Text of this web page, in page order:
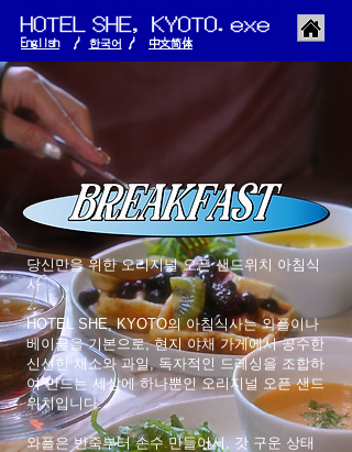
English
/ 한국어 / ​中文简体
당신만을 위한 오리지널 오픈 샌드위치 아침식
사
HOTEL SHE, KYOTO의 아침식사는 와플이나
베이글을 기본으로, 현지 야채 가게에서 공수한
신선한 채소와 과일, 독자적인 드레싱을 조합하
여 만드는 세상에 하나뿐인 오리지널 오픈 샌드
위치입니다.
와플은 반죽부터 손수 만들어서, 갓 구운 상태